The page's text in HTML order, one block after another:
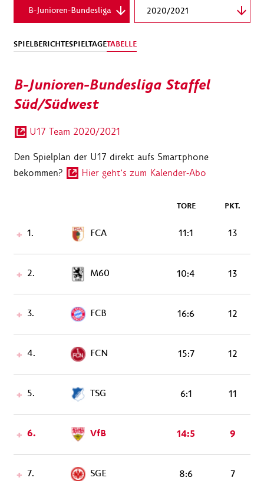
B-Junioren-Bundesliga
SPIELBERICHTESPIELTAGETABELLE
B-Junioren-Bundesliga Staffel
Süd/Südwest
U17 Team 2020/2021
Den Spielplan der U17 direkt aufs Smartphone
bekommen?
Hier geht's zum Kalender-Abo
TORE PKT.
1. FCA 11:1 13
2. M60 10:4 13
3. FCB 16:6 12
4. FCN 15:7 12
5. TSG 6:1 11
6. VfB 14:5 9
7. SGE 8:6 7